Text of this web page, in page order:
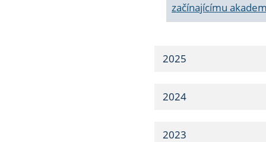
začínajícímu
2025
2024
2023